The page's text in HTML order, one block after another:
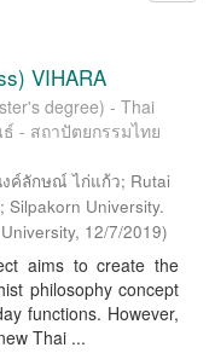
VIHARA
degree) - Thai
- สถาปัตยกรรมไทย
งค์ลักษณ์ ไก่แก้ว; Rutai
Silpakorn University.
, 12/7/2019)
aims to create the
philosophy concept
functions. However,
Thai ...